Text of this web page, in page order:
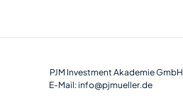
PJM Investment Akademie GmbH
E-Mail: info@pjmueller.de